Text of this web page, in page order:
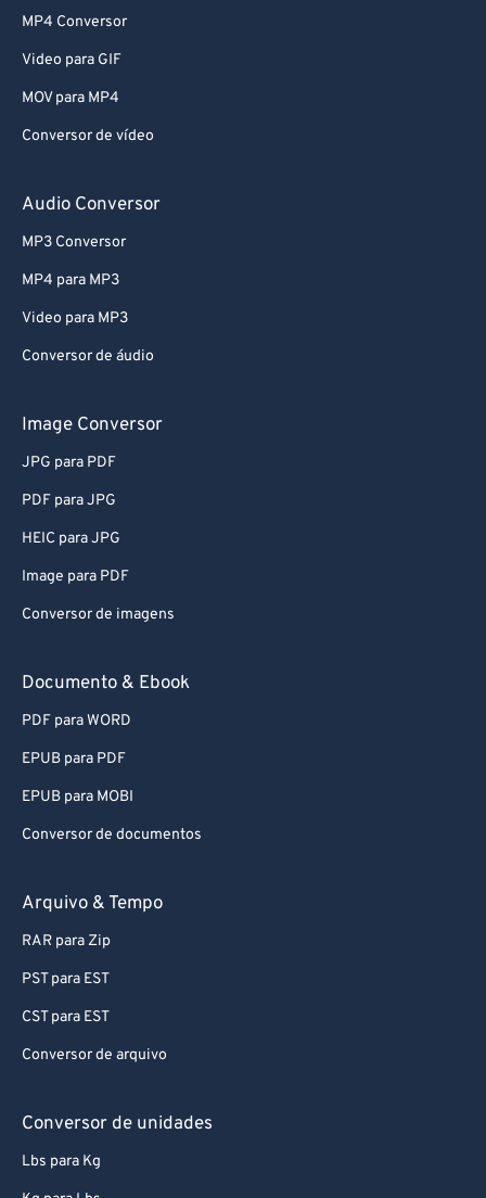
MP4 Conversor
Video para GIF
MOV para MP4
Conversor de vídeo
Audio Conversor
MP3 Conversor
MP4 para MP3
Video para MP3
Conversor de áudio
Image Conversor
JPG para PDF
PDF para JPG
HEIC para JPG
Image para PDF
Conversor de imagens
Documento & Ebook
PDF para WORD
EPUB para PDF
EPUB para MOBI
Conversor de documentos
Arquivo & Tempo
RAR para Zip
PST para EST
CST para EST
Conversor de arquivo
Conversor de unidades
Lbs para Kg